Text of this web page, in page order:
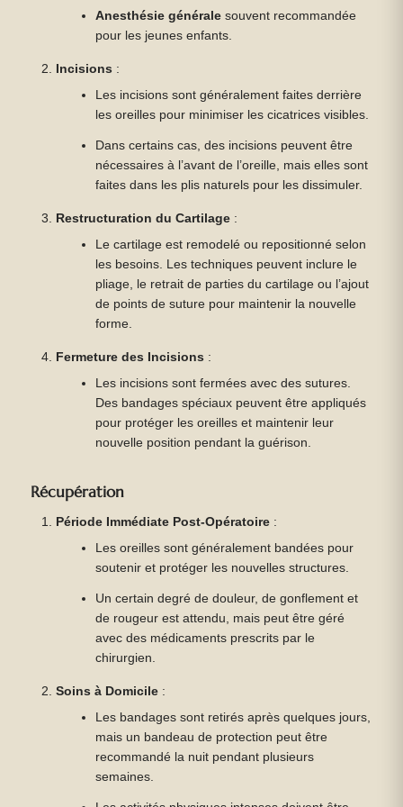
Anesthésie générale souvent recommandée
pour les jeunes enfants.
Incisions :
Les incisions sont généralement faites derrière
les oreilles pour minimiser les cicatrices visibles.
Dans certains cas, des incisions peuvent être
nécessaires à l’avant de l’oreille, mais elles sont
faites dans les plis naturels pour les dissimuler.
Restructuration du Cartilage :
Le cartilage est remodelé ou repositionné selon
les besoins. Les techniques peuvent inclure le
pliage, le retrait de parties du cartilage ou l’ajout
de points de suture pour maintenir la nouvelle
forme.
Fermeture des Incisions :
Les incisions sont fermées avec des sutures.
Des bandages spéciaux peuvent être appliqués
pour protéger les oreilles et maintenir leur
nouvelle position pendant la guérison.
Récupération
Période Immédiate Post-Opératoire :
Les oreilles sont généralement bandées pour
soutenir et protéger les nouvelles structures.
Un certain degré de douleur, de gonflement et
de rougeur est attendu, mais peut être géré
avec des médicaments prescrits par le
chirurgien.
Soins à Domicile :
Les bandages sont retirés après quelques jours,
mais un bandeau de protection peut être
recommandé la nuit pendant plusieurs
semaines.